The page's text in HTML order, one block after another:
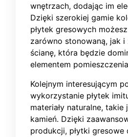
wnętrzach, dodając im
Dzięki szerokiej gamie
płytek gresowych
zarówno stonowaną, jak i
ścianę, która będzie
elementem
Kolejnym interesującym
wykorzystanie płytek
materiały naturalne,
kamień. Dzięki
produkcji, płytki gresowe